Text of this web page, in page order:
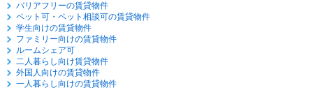
バリアフリーの賃貸物件
ペット可・ペット相談可の賃貸物件
学生向けの賃貸物件
ファミリー向けの賃貸物件
ルームシェア可
二人暮らし向け賃貸物件
外国人向けの賃貸物件
一人暮らし向けの賃貸物件